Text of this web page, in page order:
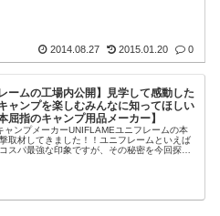
2014.08.27 2015.01.20 0
ームの工場内公開】見学して感動した
ャンプを楽しむみんなに知ってほしい
屈指のキャンプ用品メーカー】
ャンプメーカーUNIFLAMEユニフレームの本
取材してきました！！ユニフレームといえば
スパ最強な印象ですが、その秘密を今回探っ